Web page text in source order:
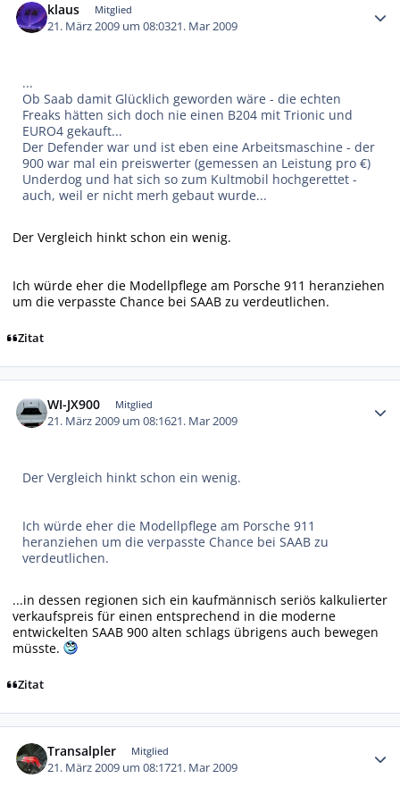
klaus Mitglied
21. März 2009 um 08:0321. Mar 2009
...
Ob Saab damit Glücklich geworden wäre - die echten
Freaks hätten sich doch nie einen B204 mit Trionic und
EURO4 gekauft...
Der Defender war und ist eben eine Arbeitsmaschine - der
900 war mal ein preiswerter (gemessen an Leistung pro €)
Underdog und hat sich so zum Kultmobil hochgerettet -
auch, weil er nicht merh gebaut wurde...
Der Vergleich hinkt schon ein wenig.
Ich würde eher die Modellpflege am Porsche 911 heranziehen
um die verpasste Chance bei SAAB zu verdeutlichen.
Zitat
WI-JX900 Mitglied
21. März 2009 um 08:1621. Mar 2009
Der Vergleich hinkt schon ein wenig.
Ich würde eher die Modellpflege am Porsche 911
heranziehen um die verpasste Chance bei SAAB zu
verdeutlichen.
...in dessen regionen sich ein kaufmännisch seriös kalkulierter
verkaufspreis für einen entsprechend in die moderne
entwickelten SAAB 900 alten schlags übrigens auch bewegen
müsste.
Zitat
Transalpler Mitglied
21. März 2009 um 08:1721. Mar 2009